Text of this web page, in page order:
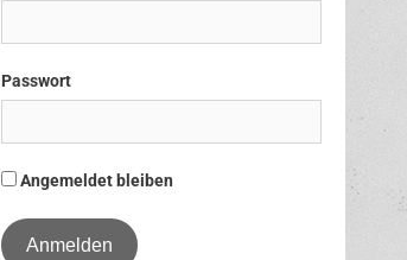
Passwort
Angemeldet bleiben